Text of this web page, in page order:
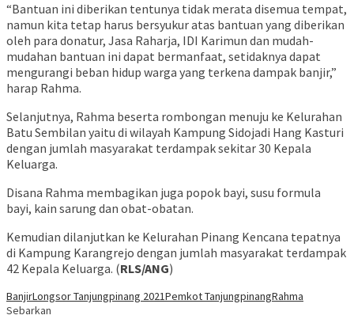
“Bantuan ini diberikan tentunya tidak merata disemua tempat,
namun kita tetap harus bersyukur atas bantuan yang diberikan
oleh para donatur, Jasa Raharja, IDI Karimun dan mudah-
mudahan bantuan ini dapat bermanfaat, setidaknya dapat
mengurangi beban hidup warga yang terkena dampak banjir,”
harap Rahma.
Selanjutnya, Rahma beserta rombongan menuju ke Kelurahan
Batu Sembilan yaitu di wilayah Kampung Sidojadi Hang Kasturi
dengan jumlah masyarakat terdampak sekitar 30 Kepala
Keluarga.
Disana Rahma membagikan juga popok bayi, susu formula
bayi, kain sarung dan obat-obatan.
Kemudian dilanjutkan ke Kelurahan Pinang Kencana tepatnya
di Kampung Karangrejo dengan jumlah masyarakat terdampak
42 Kepala Keluarga. (RLS/ANG)
BanjirLongsor Tanjungpinang 2021Pemkot TanjungpinangRahma
Sebarkan